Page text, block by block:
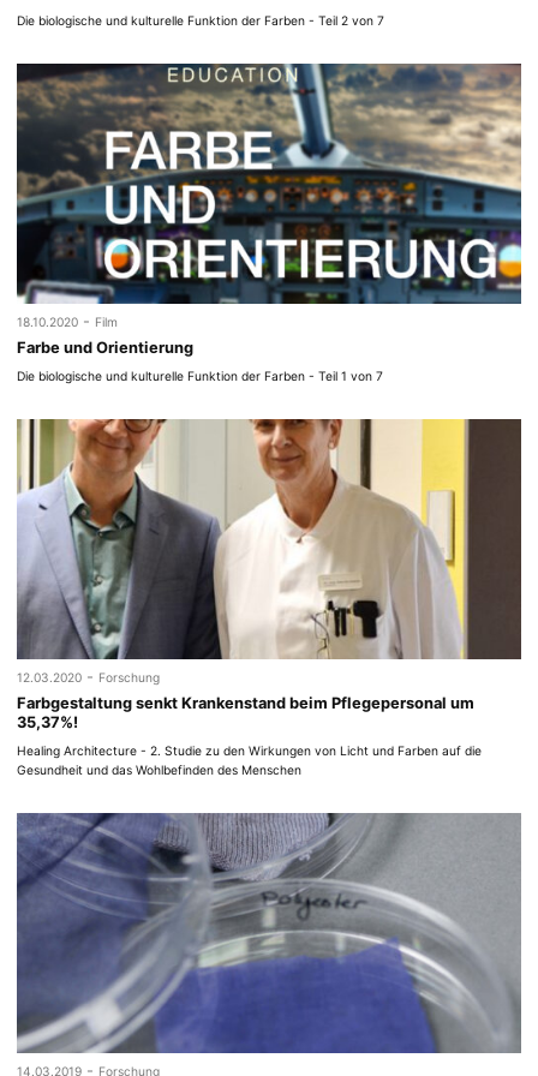
Die biologische und kulturelle Funktion der Farben - Teil 2 von 7
18.10.2020 - Film
Farbe und Orientierung
Die biologische und kulturelle Funktion der Farben - Teil 1 von 7
12.03.2020 - Forschung
Farbgestaltung senkt Krankenstand beim Pflegepersonal um
35,37%!
Healing Architecture - 2. Studie zu den Wirkungen von Licht und Farben auf die
Gesundheit und das Wohlbefinden des Menschen
14.03.2019 - Forschung